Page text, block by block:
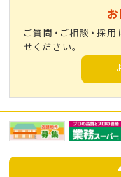
ご質問・ご相談・採
せください。